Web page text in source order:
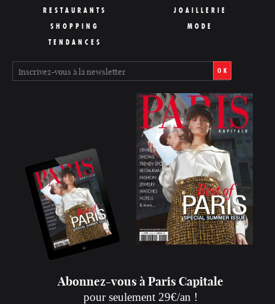
RESTAURANTS
SHOPPING
TENDANCES
JOAILLERIE
MODE
OK
Abonnez-vous à Paris Capitale
pour seulement 29€/an !